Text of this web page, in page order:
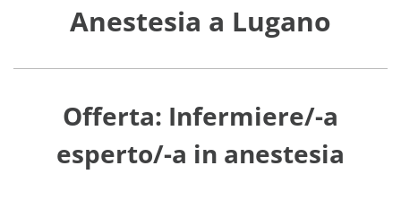
Anestesia a Lugano
Offerta: Infermiere/-a
esperto/-a in anestesia